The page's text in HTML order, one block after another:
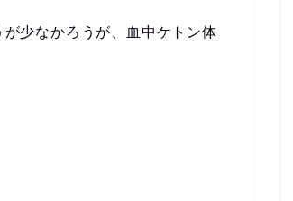
少なかろうが、血中ケトン体